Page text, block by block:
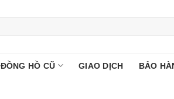
ĐỒNG HỒ CŨ GIAO DỊCH BẢO